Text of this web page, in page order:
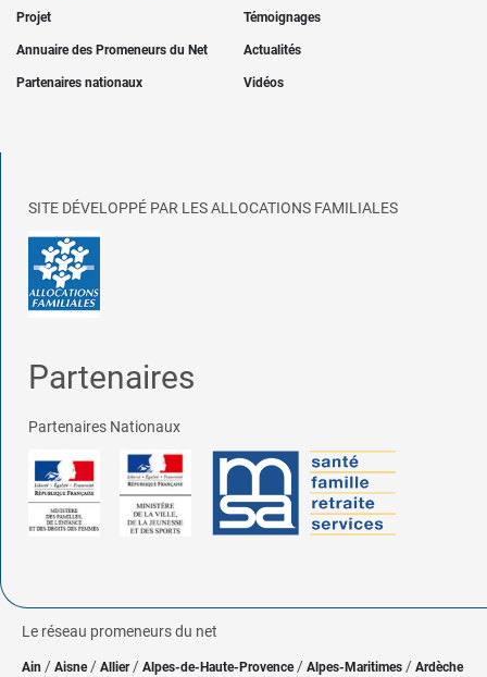
Projet Témoignages
Annuaire des Promeneurs du Net Actualités
Partenaires nationaux Vidéos
SITE DÉVELOPPÉ PAR LES ALLOCATIONS FAMILIALES
Partenaires
Partenaires Nationaux
Le réseau promeneurs du net
Ain / Aisne/ Allier/ Alpes-de-Haute-Provence / Alpes-Maritimes / Ardèche